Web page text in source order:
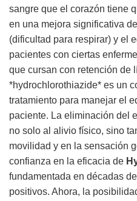
sangre que el corazón tiene
en una mejora significativa
(dificultad para respirar) y el
pacientes con ciertas
que cursan con retención de
*hydrochlorothiazide* es un
tratamiento para manejar el
paciente. La eliminación del
no solo al alivio físico, sino
movilidad y en la sensación
confianza en la eficacia de
fundamentada en décadas
positivos. Ahora, la